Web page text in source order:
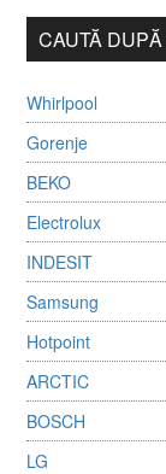
CAUTĂ
Whirlpool
Gorenje
BEKO
Electrolux
INDESIT
Samsung
Hotpoint
ARCTIC
BOSCH
LG